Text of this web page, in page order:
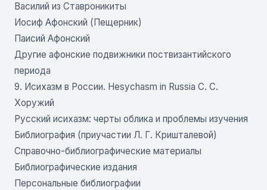
Василий из Ставроникиты
Иосиф Афонский (Пещерник)
Паисий Афонский
Другие афонские подвижники поствизантийского
периода
9. Исихазм в России. Hesychasm in Russia С. С.
Хоружий
Русский исихазм: черты облика и проблемы изучения
Библиография (приучастии Л. Г. Кришталевой)
Справочно-библиографические материалы
Библиографические издания
Персональные библиографии